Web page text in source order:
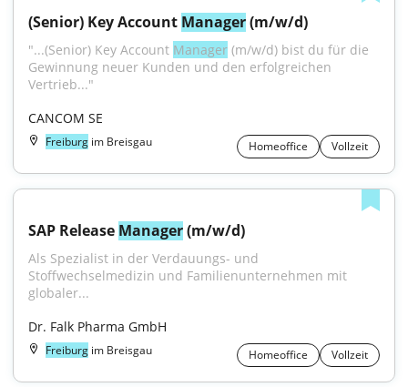
(Senior) Key Account Manager (m/w/d)
"...(Senior) Key Account Manager (m/w/d) bist du für die
Gewinnung neuer Kunden und den erfolgreichen
Vertrieb..."
CANCOM SE
Freiburg im Breisgau Homeoffice Vollzeit
SAP Release Manager (m/w/d)
Als Spezialist in der Verdauungs- und
Stoffwechselmedizin und Familienunternehmen mit
globaler...
Dr. Falk Pharma GmbH
Freiburg im Breisgau Homeoffice Vollzeit